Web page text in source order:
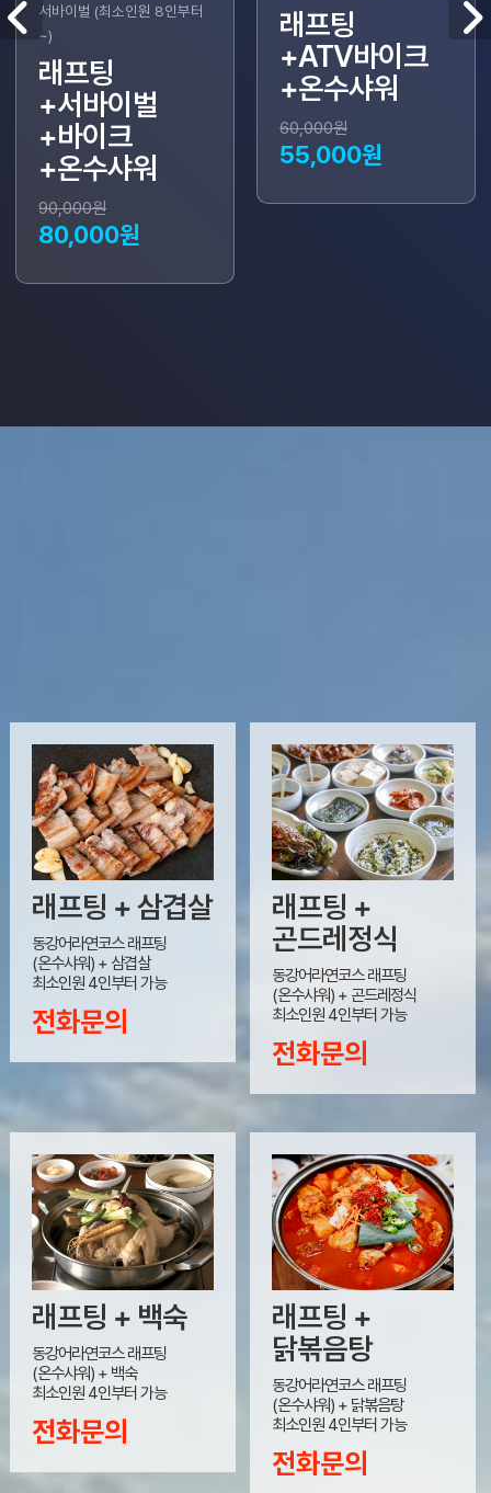
서바이벌 (최소인원 8인부터
~)
래프팅
+서바이벌
+바이크
+온수샤워
90,000원
80,000원
래프팅
+ATV바이크
+온수샤워
60,000원
55,000원
래프팅 + 삼겹살
동강어라연코스 래프팅
(온수샤워) + 삼겹살
최소인원 4인부터 가능
전화문의
래프팅 +
곤드레정식
동강어라연코스 래프팅
(온수샤워) + 곤드레정식
최소인원 4인부터 가능
전화문의
래프팅 + 백숙
동강어라연코스 래프팅
(온수샤워) + 백숙
최소인원 4인부터 가능
전화문의
래프팅 +
닭볶음탕
동강어라연코스 래프팅
(온수샤워) + 닭볶음탕
최소인원 4인부터 가능
전화문의